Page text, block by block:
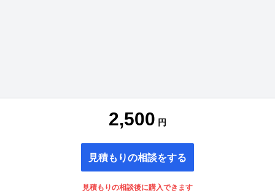
2,500 円
見積もりの相談をする
見積もりの相談後に購入できます